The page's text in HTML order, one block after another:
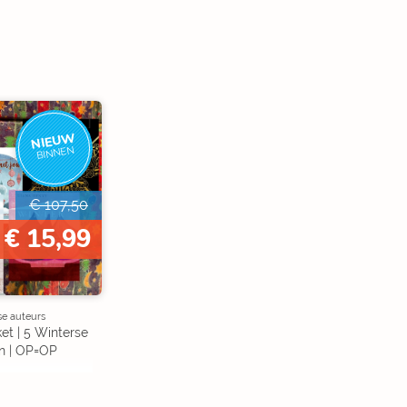
NIEUW
BINNEN
€ 107,50
€ 15,99
auteurs
| 5 Winterse
| OP=OP